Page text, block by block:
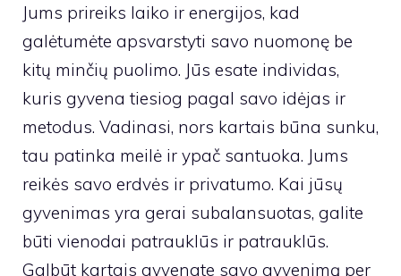
Jums prireiks laiko ir energijos, kad
galėtumėte apsvarstyti savo nuomonę be
kitų minčių puolimo. Jūs esate individas,
kuris gyvena tiesiog pagal savo idėjas ir
metodus. Vadinasi, nors kartais būna sunku,
tau patinka meilė ir ypač santuoka. Jums
reikės savo erdvės ir privatumo. Kai jūsų
gyvenimas yra gerai subalansuotas, galite
būti vienodai patrauklūs ir patrauklūs.
Galbūt kartais gyvenate savo gyvenimą per